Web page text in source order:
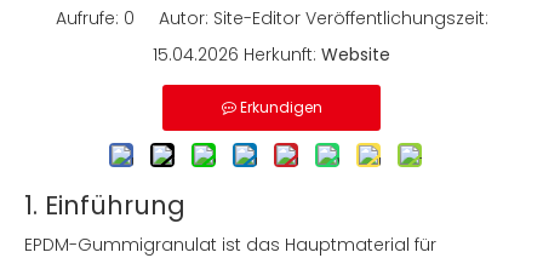
Aufrufe: 0 Autor: Site-Editor Veröffentlichungszeit:
15.04.2026 Herkunft: Website
Erkundigen
1. Einführung
EPDM-Gummigranulat ist das Hauptmaterial für